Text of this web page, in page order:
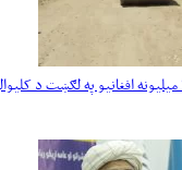
سمنګان کې د ۳.۴ میلیونه افغانیو په لګښت